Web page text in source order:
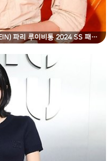
[HD] 뉴진스(NewJeans) 혜인(HYEIN) 파리 루이비통 2024 SS 패션쇼 고화질 화보